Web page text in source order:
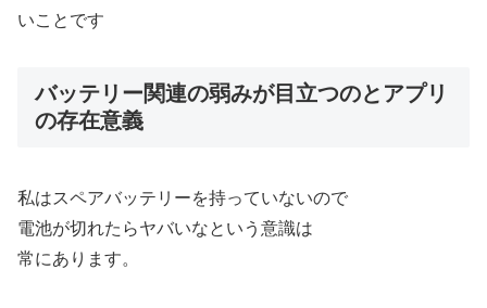
いことです
バッテリー関連の弱みが目立つのとアプリ
の存在意義
私はスペアバッテリーを持っていないので
電池が切れたらヤバいなという意識は
常にあります。